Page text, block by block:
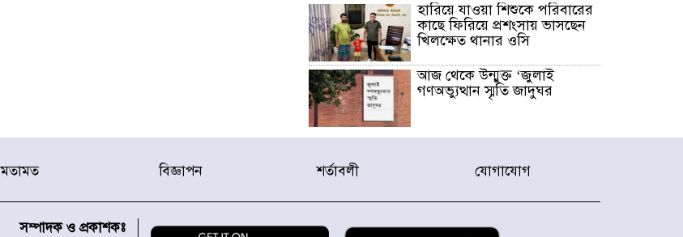
হারিয়ে যাওয়া শিশুকে পরিবারের
কাছে ফিরিয়ে প্রশংসায় ভাসছেন
খিলক্ষেত থানার ওসি
আজ থেকে উন্মুক্ত ‘জুলাই
গণঅভ্যুত্থান স্মৃতি জাদুঘর
রাজধানীর উত্তরা আঞ্চলিক
চক্রের ১৩ জন সদস্যকে বিভিন্ন
র‌্যাব-১
হরমুজ প্রণালি নিয়ে ওমানের সঙ্গে
মতামত বিজ্ঞাপন শর্তাবলী যোগাযোগ
সম্পাদক ও প্রকাশকঃ